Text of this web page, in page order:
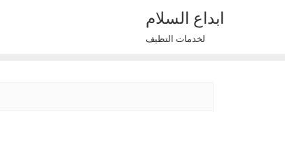
ابداع السلام
لخدمات التظيف